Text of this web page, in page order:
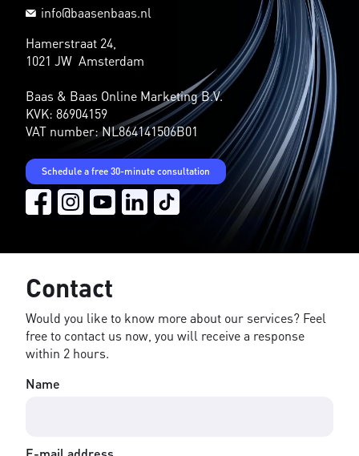
info@baasenbaas.nl
Hamerstraat 24,
1021 JW Amsterdam
Baas & Baas Online Marketing B.V.
KVK: 86904159
VAT number: NL864141506B01
Schedule a free 30-minute consultation
Contact
Would you like to know more about our services? Feel
free to contact us now, you will receive a response
within 2 hours.
Name